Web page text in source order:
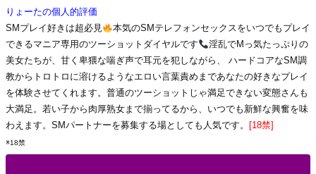
りょーたの個人的評価
SMプレイ好きは超必見
本気のSMテレフォンセックスをいつでもプレイ
できるマニア専用のツーショットダイヤルです
淫乱でMっ気たっぷりの
美女たちが、甘く卑猥な喘ぎ声で耳元を犯しながら、 ハードコアなSM調
教からトロトロに溶けるようなエロい言葉責めまであなたの好きなプレイ
を体験させてくれます。普通のツーショットじゃ満足できない変態さんも
大満足。若い子から肉厚熟女まで揃ってるから、いつでも新鮮な興奮を味
わえます。SMパートナーを募集する場としても人気です。
[18禁]
※18禁